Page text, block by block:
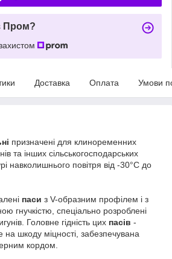
Пром?
Доставка Оплата Умови
призначені для клиноременних
та інших сільськогосподарських
навколишнього повітря від -30°С до
паси з V-образним профілем і з
гнучкістю, спеціально розроблені
Головне гідність цих пасів -
на шкоду міцності, забезпечувана
кордом.